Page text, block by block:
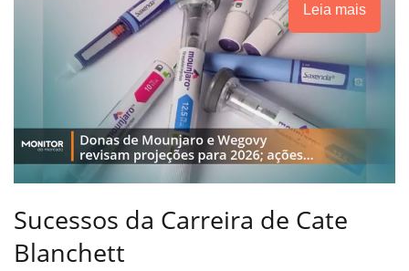
Leia mais
Sucessos da Carreira de Cate
Blanchett